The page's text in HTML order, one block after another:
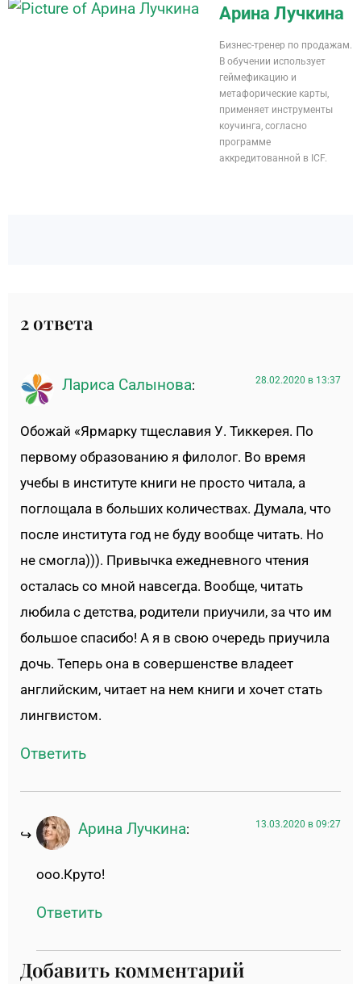
Арина Лучкина
Бизнес-тренер по продажам.
В обучении использует
геймефикацию и
метафорические карты,
применяет инструменты
коучинга, согласно
программе
аккредитованной в ICF.
2 ответа
Лариса Салынова: 28.02.2020 в 13:37
Обожай «Ярмарку тщеславия У. Тиккерея. По
первому образованию я филолог. Во время
учебы в институте книги не просто читала, а
поглощала в больших количествах. Думала, что
после института год не буду вообще читать. Но
не смогла))). Привычка ежедневного чтения
осталась со мной навсегда. Вообще, читать
любила с детства, родители приучили, за что им
большое спасибо! А я в свою очередь приучила
дочь. Теперь она в совершенстве владеет
английским, читает на нем книги и хочет стать
лингвистом.
Ответить
Арина Лучкина: 13.03.2020 в 09:27
ооо.Круто!
Ответить
Добавить комментарий